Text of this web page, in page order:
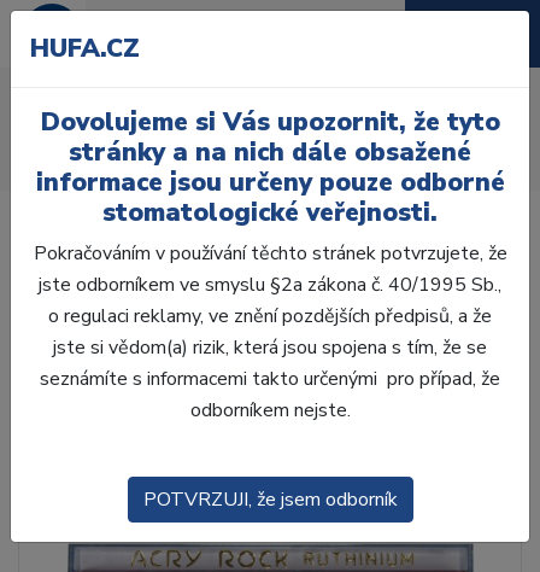
Úvod Zuby
AcryRock
AcryRock 1x28 S40-I40-D42, A2
HUFA.CZ
Dovolujeme si Vás upozornit, že tyto
stránky a na nich dále obsažené
informace jsou určeny pouze odborné
stomatologické veřejnosti.
Pokračováním v používání těchto stránek potvrzujete, že
jste odborníkem ve smyslu §2a zákona č. 40/1995 Sb.,
o regulaci reklamy, ve znění pozdějších předpisů, a že
jste si vědom(a) rizik, která jsou spojena s tím, že se
seznámíte s informacemi takto určenými pro případ, že
odborníkem nejste.
POTVRZUJI, že jsem odborník